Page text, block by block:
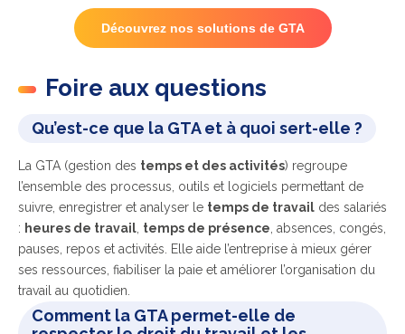
Découvrez nos solutions de GTA
Foire aux questions
Qu’est-ce que la GTA et à quoi sert-elle ?
La GTA (gestion des temps et des activités) regroupe
l’ensemble des processus, outils et logiciels permettant de
suivre, enregistrer et analyser le temps de travail des salariés
: heures de travail temps de présence , absences, congés,
pauses, repos et activités. Elle aide l’entreprise à mieux gérer
ses ressources, fiabiliser la paie et améliorer l’organisation du
travail au quotidien.
Comment la GTA permet-elle de